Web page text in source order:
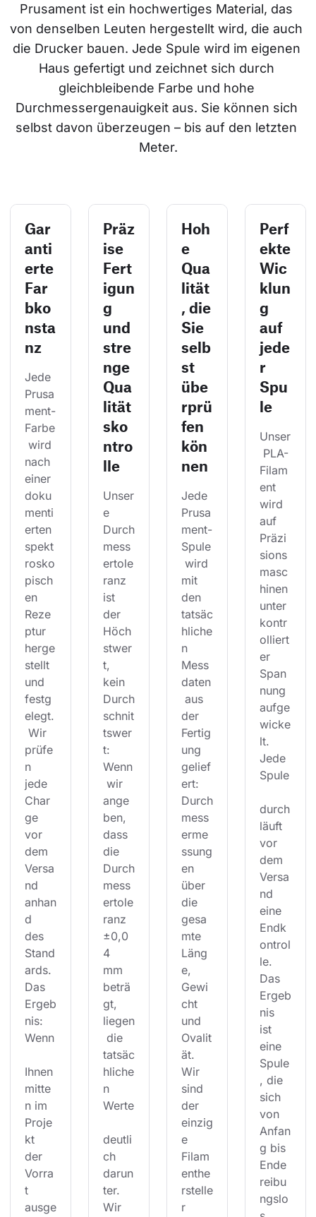
Prusament ist ein hochwertiges Material, das
von denselben Leuten hergestellt wird, die auch
die Drucker bauen. Jede Spule wird im eigenen
Haus gefertigt und zeichnet sich durch
gleichbleibende Farbe und hohe
Durchmessergenauigkeit aus. Sie können sich
selbst davon überzeugen – bis auf den letzten
Meter.
Gar
anti
erte
Far
bko
nsta
nz
Jede
Prusa
ment-
Farbe
wird
nach
einer
doku
menti
erten
spekt
rosko
pisch
en
Reze
ptur
herge
stellt
und
festg
elegt.
Wir
prüfe
n
jede
Char
ge
vor
dem
Versa
nd
anhan
d
des
Stand
ards.
Das
Ergeb
nis:
Wenn
Ihnen
mitte
n im
Proje
kt
der
Vorra
t
ausge
Präz
ise
Fert
igun
g
und
stre
nge
Qua
lität
sko
ntro
lle
Unser
e
Durch
mess
ertole
ranz
ist
der
Höch
stwer
t,
kein
Durch
schnit
tswer
t:
Wenn
wir
ange
ben,
dass
die
Durch
mess
ertole
ranz
±0,0
4
mm
beträ
gt,
liegen
die
tatsäc
hliche
n
Werte
deutli
ch
darun
ter.
Wir
Hoh
e
Qua
lität
, die
Sie
selb
st
übe
rprü
fen
kön
nen
Jede
Prusa
ment-
Spule
wird
mit
den
tatsäc
hliche
n
Mess
daten
aus
der
Fertig
ung
gelief
ert:
Durch
mess
erme
ssung
en
über
die
gesa
mte
Läng
e,
Gewi
cht
und
Ovalit
ät.
Wir
sind
der
einzig
e
Filam
enthe
rstelle
r
Perf
ekte
Wic
klun
g
auf
jede
r
Spu
le
Unser
PLA-
Filam
ent
wird
auf
Präzi
sions
masc
hinen
unter
kontr
olliert
er
Span
nung
aufge
wicke
lt.
Jede
Spule
durch
läuft
vor
dem
Versa
nd
eine
Endk
ontrol
le.
Das
Ergeb
nis
ist
eine
Spule
, die
sich
von
Anfan
g bis
Ende
reibu
ngslo